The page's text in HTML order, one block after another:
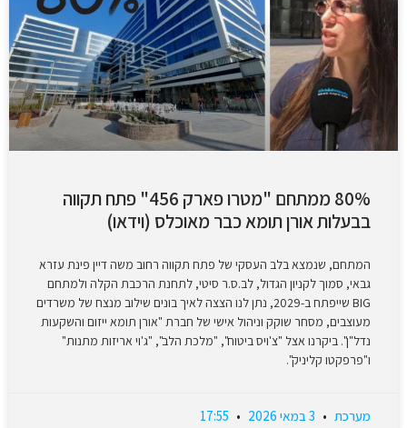
80% ממתחם "מטרו פארק 456" פתח תקווה
בבעלות אורן תומא כבר מאוכלס (וידאו)
המתחם, שנמצא בלב העסקי של פתח תקווה רחוב משה דיין פינת עזרא
גבאי, סמוך לקניון הגדול, לב.ס.ר סיטי, לתחנת הרכבת הקלה ולמתחם
BIG שייפתח ב-2029, נתן לנו הצצה לאיך בונים שילוב מנצח של משרדים
מעוצבים, מסחר שוקק וניהול אישי של חברת "אורן תומא ייזום והשקעות
נדל"ן". ביקרנו אצל "צ'ויס ביטוח", "מלכת הלב", "ג'וי אריזות מתנות"
ו"פרפקטו קליניק".
מערכת